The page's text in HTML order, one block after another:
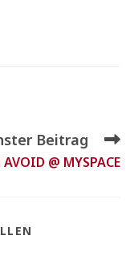
Beitrag
@ MYSPACE